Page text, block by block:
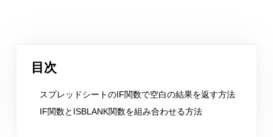
目次
スプレッドシートのIF関数で空白の結果を返す方法
IF関数とISBLANK関数を組み合わせる方法